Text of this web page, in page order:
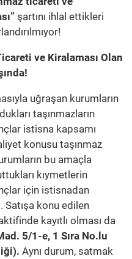
şartını ihlal ettikleri
ve Kiralaması Olan
uğraşan kurumların
taşınmazların
istisna kapsamı
konusu taşınmaz
bu amaçla
kıymetlerin
için istisnadan
Satışa konu edilen
kayıtlı olması da
5/1-e, 1 Sıra No.lu
Aynı durum, satmak